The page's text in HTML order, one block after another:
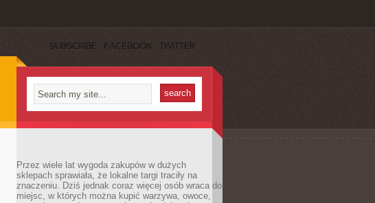
SUBSCRIBE FACEBOOK TWITTER
Przez wiele lat wygoda zakupów w dużych
sklepach sprawiała, że lokalne targi traciły na
znaczeniu. Dziś jednak coraz więcej osób wraca do
miejsc, w których można kupić warzywa, owoce,